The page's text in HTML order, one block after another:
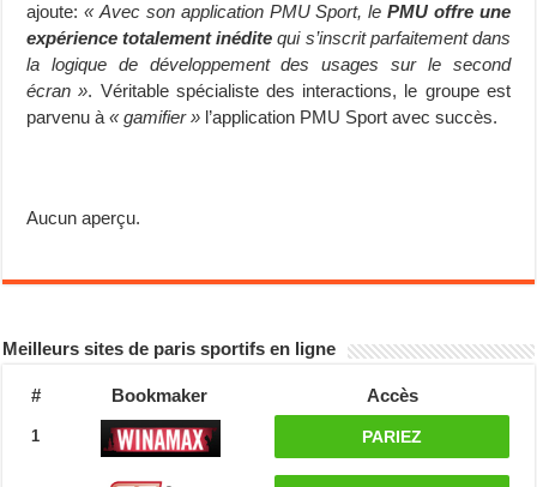
ajoute:« Avec son application PMU Sport, lePMU offre une
expérience totalement inédite qui s’inscrit parfaitement dans
la logique de développement des usages sur le second
écran ». Véritable spécialiste des interactions, le groupe est
parvenu à« gamifier » l’application PMU Sport avec succès.
Aucun aperçu.
Meilleurs sites de paris sportifs en ligne
# Bookmaker Accès
1 PARIEZ